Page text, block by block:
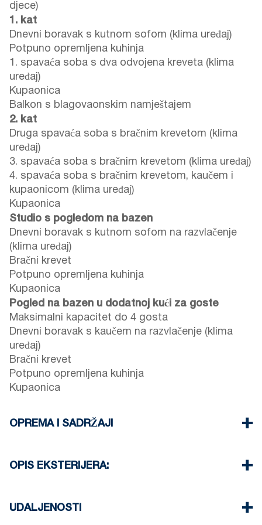
djece)
1. kat
Dnevni boravak s kutnom sofom (klima uređaj)
Potpuno opremljena kuhinja
1. spavaća soba s dva odvojena kreveta (klima
uređaj)
Kupaonica
Balkon s blagovaonskim namještajem
2. kat
Druga spavaća soba s bračnim krevetom (klima
uređaj)
3. spavaća soba s bračnim krevetom (klima uređaj)
4. spavaća soba s bračnim krevetom, kaučem i
kupaonicom (klima uređaj)
Kupaonica
Studio s pogledom na bazen
Dnevni boravak s kutnom sofom na razvlačenje
(klima uređaj)
Bračni krevet
Potpuno opremljena kuhinja
Kupaonica
Pogled na bazen u dodatnoj kući za goste
Maksimalni kapacitet do 4 gosta
Dnevni boravak s kaučem na razvlačenje (klima
uređaj)
Bračni krevet
Potpuno opremljena kuhinja
Kupaonica
OPREMA I SADRŽAJI
TV s ravnim ekranom
Perilica za rublje
OPIS EKSTERIJERA:
Javni vrt s roštiljem (na zahtjev)
UDALJENOSTI